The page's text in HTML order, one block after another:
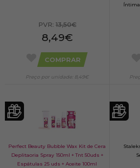
PVR:13,50€
8,49€
COMPRAR
Preço por unidade: 8,49€
Perfect Beauty Bubble Wax Kit de Cera
Deplitaoria Spray 150ml + Tnt 50uds +
Espátulas 25 uds + Aceite 100ml